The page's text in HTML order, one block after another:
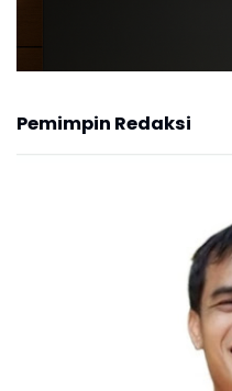
Pemimpin Redaksi